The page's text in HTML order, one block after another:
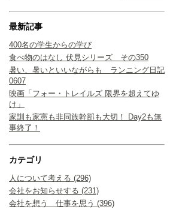
最新記事
400名の学生からの学び
食べ物のはなし 伏見シリーズ その350
暑い、暑いといいながらも ランニング日記
0607
映画「フォー・トレイルズ 限界を超えてゆ
け」
家訓も家憲も非同族幹部も大切！ Day2も無
事終了！
カテゴリ
人について考える (296)
会社をお知らせする (231)
会社を想う 仕事を思う (396)